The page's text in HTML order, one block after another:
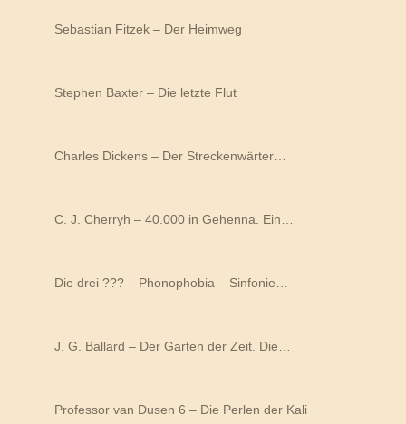
Sebastian Fitzek – Der Heimweg
Stephen Baxter – Die letzte Flut
Charles Dickens – Der Streckenwärter…
C. J. Cherryh – 40.000 in Gehenna. Ein…
Die drei ??? – Phonophobia – Sinfonie…
J. G. Ballard – Der Garten der Zeit. Die…
Professor van Dusen 6 – Die Perlen der Kali